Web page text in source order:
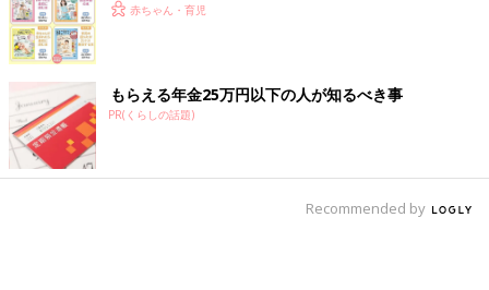
赤ちゃん・育児
もらえる年金25万円以下の人が知るべき事
PR(くらしの話題)
Recommended by